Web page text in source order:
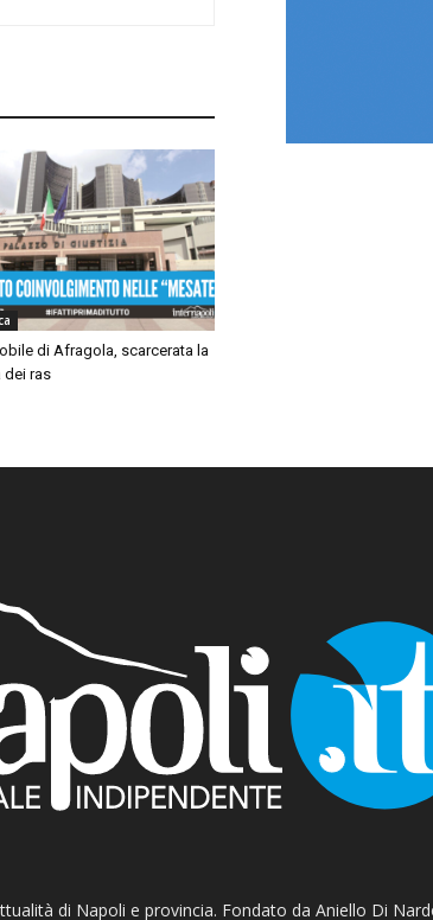
di Afragola, scarcerata la
dei ras
di Napoli e provincia. Fondato da Aniello Di